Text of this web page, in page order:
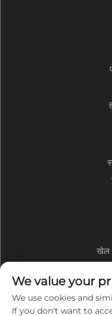
खेल
We value your
We use cookies and
If you don't want to